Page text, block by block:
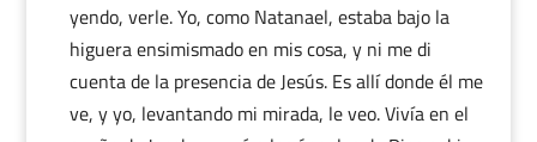
yendo, verle. Yo, como Natanael, estaba bajo la
higuera ensimismado en mis cosa, y ni me di
cuenta de la presencia de Jesús. Es allí donde él me
ve, y yo, levantando mi mirada, le veo. Vivía en el